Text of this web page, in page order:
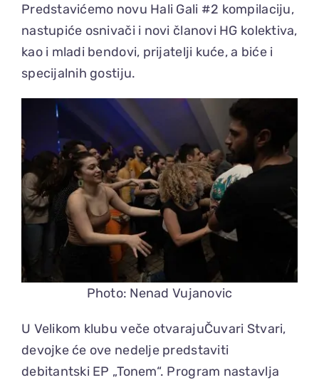
Predstavićemo novu Hali Gali #2 kompilaciju,
nastupiće osnivači i novi članovi HG kolektiva,
kao i mladi bendovi, prijatelji kuće, a biće i
specijalnih gostiju.
Photo: Nenad Vujanovic
U Velikom klubu veče otvarajuČuvari Stvari,
devojke će ove nedelje predstaviti
debitantski EP „Tonem“. Program nastavlja